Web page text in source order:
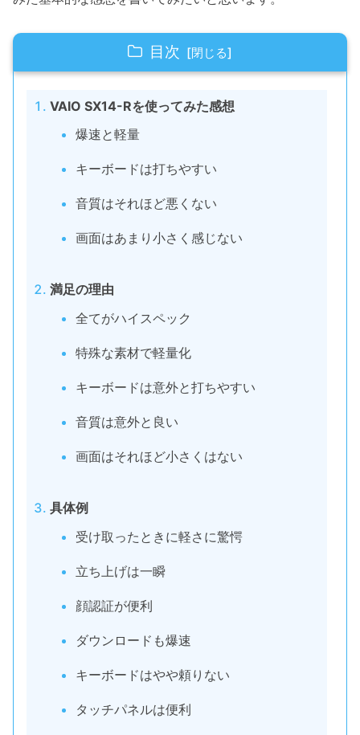
目次
VAIO SX14-Rを使ってみた感想
爆速と軽量
キーボードは打ちやすい
音質はそれほど悪くない
画面はあまり小さく感じない
満足の理由
全てがハイスペック
特殊な素材で軽量化
キーボードは意外と打ちやすい
音質は意外と良い
画面はそれほど小さくはない
具体例
受け取ったときに軽さに驚愕
立ち上げは一瞬
顔認証が便利
ダウンロードも爆速
キーボードはやや頼りない
タッチパネルは便利